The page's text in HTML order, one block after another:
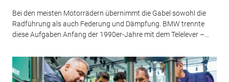
Bei den meisten Motorrädern übernimmt die Gabel sowohl die
Radführung als auch Federung und Dämpfung. BMW trennte
diese Aufgaben Anfang der 1990er-Jahre mit dem Telelever –...